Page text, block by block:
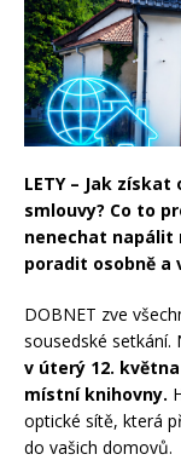
LETY – Jak
smlouvy? Co to
nenechat napálit
poradit osobně
DOBNET zve
sousedské setkání.
v úterý 12.
místní knihovny.
optické sítě, která
do vašich domovů.